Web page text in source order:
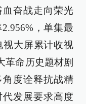
奋战走向荣光
，单集最
视大屏累计收视
革命历史题材剧
角度诠释抗战精
发展要求高度